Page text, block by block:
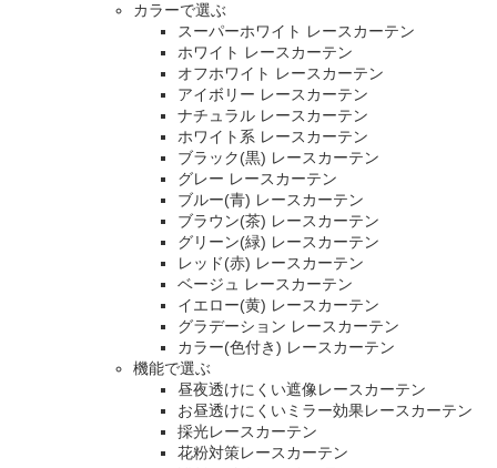
カラーで選ぶ
スーパーホワイト レースカーテン
ホワイト レースカーテン
オフホワイト レースカーテン
アイボリー レースカーテン
ナチュラル レースカーテン
ホワイト系 レースカーテン
ブラック(黒) レースカーテン
グレー レースカーテン
ブルー(青) レースカーテン
ブラウン(茶) レースカーテン
グリーン(緑) レースカーテン
レッド(赤) レースカーテン
ベージュ レースカーテン
イエロー(黄) レースカーテン
グラデーション レースカーテン
カラー(色付き) レースカーテン
機能で選ぶ
昼夜透けにくい遮像レースカーテン
お昼透けにくいミラー効果レースカーテン
採光レースカーテン
花粉対策レースカーテン